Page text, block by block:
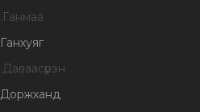
. Ганмаа
Ганхуяг
.Даваасүрэн
Доржханд